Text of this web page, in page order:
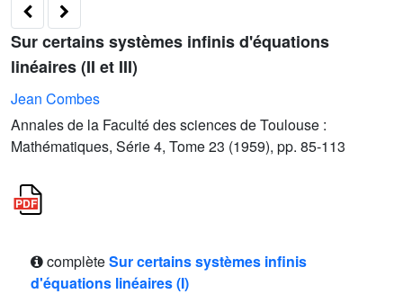
Sur certains systèmes infinis d'équations
linéaires (II et III)
Jean Combes
Annales de la Faculté des sciences de Toulouse :
Mathématiques, Série 4, Tome 23 (1959), pp. 85-113
complèteSur certains systèmes infinis
d'équations linéaires (I)